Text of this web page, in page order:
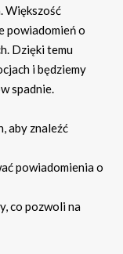
Większość
powiadomień o
Dzięki temu
i będziemy
spadnie.
aby znaleźć
powiadomienia o
co pozwoli na